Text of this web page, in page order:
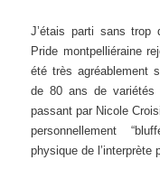
J’étais parti sans trop
Pride montpelliéraine
été très agréablement
de 80 ans de
passant par Nicole
personnellement
physique de l’interprète